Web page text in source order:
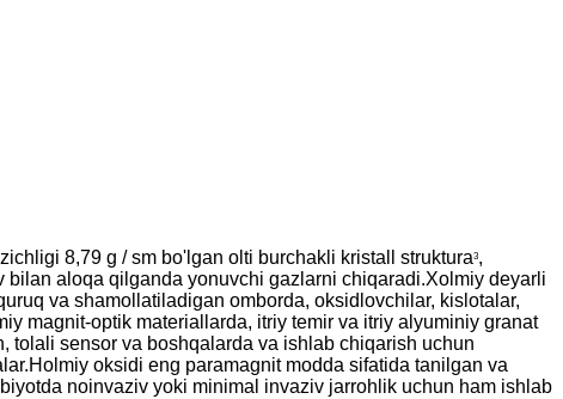
8,79 g / sm bo'lgan olti burchakli kristall struktura3,
aloqa qilganda yonuvchi gazlarni chiqaradi.Xolmiy deyarli
va shamollatiladigan omborda, oksidlovchilar, kislotalar,
magnit-optik materiallarda, itriy temir va itriy alyuminiy granat
tolali sensor va boshqalarda va ishlab chiqarish uchun
oksidi eng paramagnit modda sifatida tanilgan va
noinvaziv yoki minimal invaziv jarrohlik uchun ham ishlab